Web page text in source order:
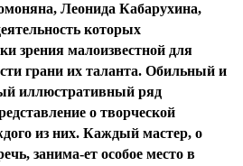
Леонида Кабарухина,
которых
зрения малоизвестной для
грани их таланта. Обильный и
иллюстративный ряд
о творческой
из них. Каждый мастер, о
занима-ет особое место в